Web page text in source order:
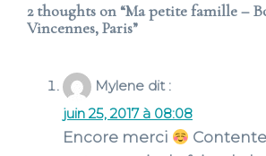
2 thoughts on “Ma petite famille –
Vincennes, Paris”
Mylene dit :
juin 25, 2017 à 08:08
Encore merci